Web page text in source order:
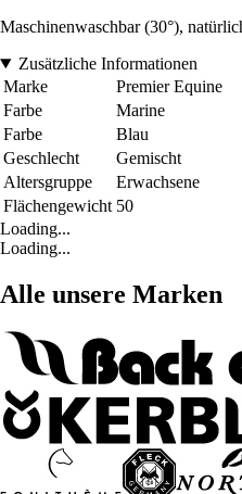
Maschinenwaschbar (30°),
Zusätzliche Informationen
Marke
Premier Equine
Farbe
Marine
Farbe
Blau
Geschlecht
Gemischt
Altersgruppe
Erwachsene
Flächengewicht 50
Loading...
Loading...
Alle unsere Marken